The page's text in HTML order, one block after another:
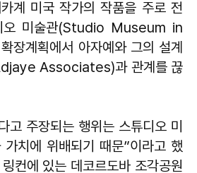
계 미국 작가의 작품을 주로 전
오 미술관(Studio Museum in
장계획에서 아자예와 그의 설계
Associates)과 관계를 끊
고 주장되는 행위는 스튜디오 미
치에 위배되기 때문”이라고 했
컨에 있는 데코르도바 조각공원